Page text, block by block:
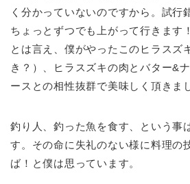
く分かっていないのですから。試行
ちょっとずつでも上がって行きます！
とは言え、僕がやったこのヒラスズ
き？）、ヒラスズキの肉とバター&
ースとの相性抜群で美味しく頂きま
釣り人、釣った魚を食す、という事
す。その命に失礼のない様に料理の
ば！と僕は思っています。